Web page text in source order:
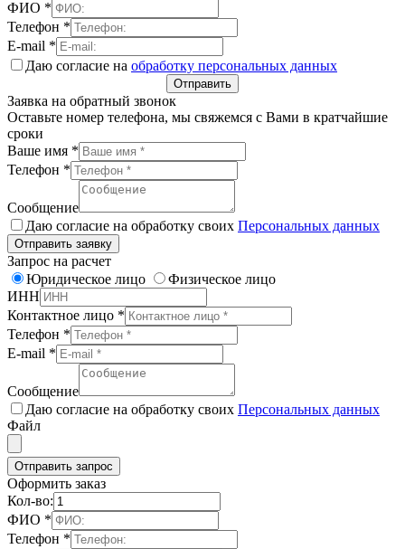
ФИО *
Телефон *
E-mail *
Даю согласие на обработку персональных данных
Отправить
Заявка на обратный звонок
Оставьте номер телефона, мы свяжемся с Вами в кратчайшие
сроки
Ваше имя *
Телефон *
Сообщение
Даю согласие на обработку своих Персональных данных
Отправить заявку
Запрос на расчет
Юридическое лицо
Физическое лицо
ИНН
Контактное лицо *
Телефон *
E-mail *
Сообщение
Даю согласие на обработку своих Персональных данных
Файл
Отправить запрос
Оформить заказ
Кол-во:
ФИО *
Телефон *